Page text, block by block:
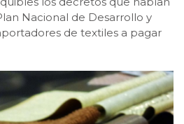
Nacional de Desarrollo y
de textiles a pagar